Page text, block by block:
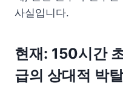
사실입니다.
현재: 150시간
급의 상대적 박